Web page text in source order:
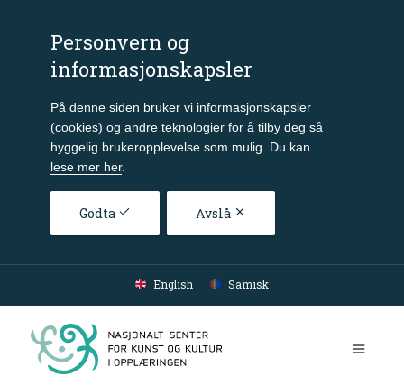
Personvern og
informasjonskapsler
På denne siden bruker vi informasjonskapsler
(cookies) og andre teknologier for å tilby deg så
hyggelig brukeropplevelse som mulig. Du kan
lese mer her.
Godta Avslå
Gå til hovedinnhold
English Samisk